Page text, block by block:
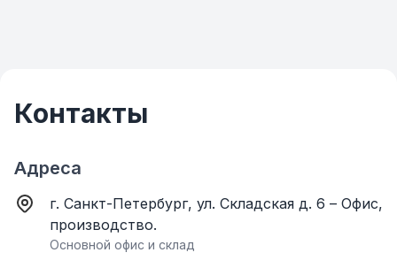
Контакты
Адреса
г. Санкт-Петербург, ул. Складская д. 6 – Офис,
производство.
Основной офис и склад